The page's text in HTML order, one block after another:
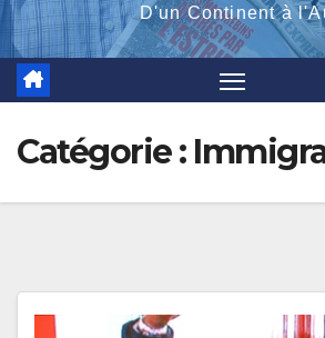
D'un Continent à
Catégorie :